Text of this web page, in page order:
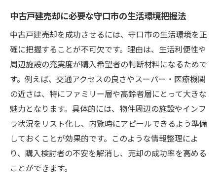
中古戸建売却に必要な守口市の生活環境把握法
中古戸建売却を成功させるには、守口市の生活環境を正
確に把握することが不可欠です。理由は、生活利便性や
周辺施設の充実度が購入希望者の判断材料になるためで
す。例えば、交通アクセスの良さやスーパー・医療機関
の近さは、特にファミリー層や高齢者層にとって大きな
魅力となります。具体的には、物件周辺の施設やインフ
ラ状況をリスト化し、内覧時にアピールできるよう準備
しておくことが効果的です。このような情報整理によ
り、購入検討者の不安を解消し、売却の成功率を高める
ことができます。